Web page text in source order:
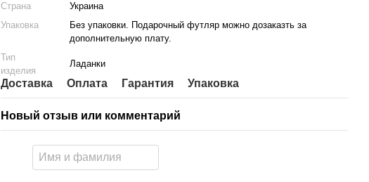
Страна
Украина
Упаковка
Без упаковки. Подарочный футляр можно дозаказть за
дополнительную плату.
Тип
изделия
Ладанки
Доставка Оплата Гарантия Упаковка
Новый отзыв или комментарий